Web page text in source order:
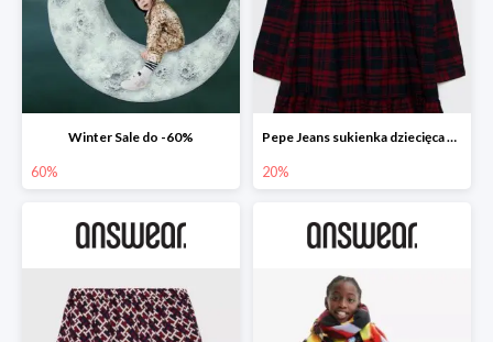
Winter Sale do -60%
60%
Pepe Jeans sukienka dziecięca Zuzane
20%